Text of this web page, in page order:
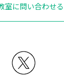
室に問い合わせる